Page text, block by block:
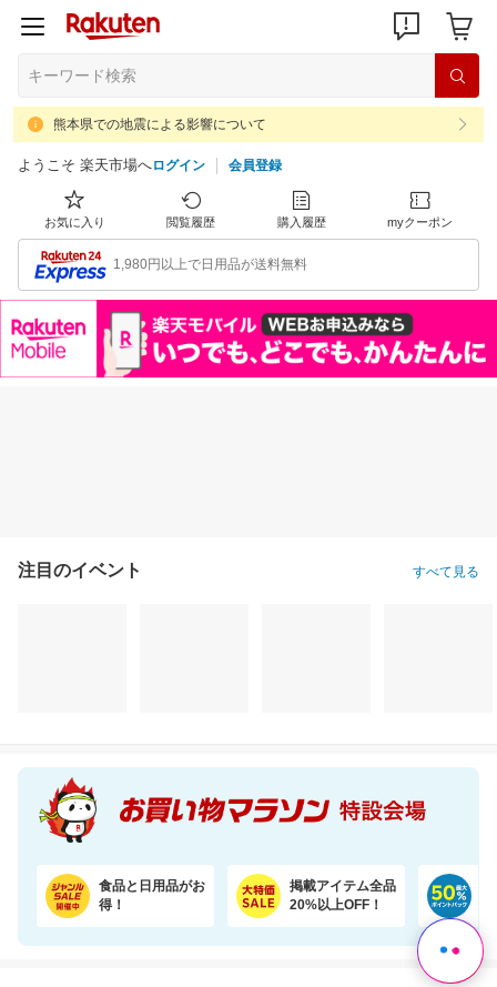
熊本県での地震による影響について
ようこそ 楽天市場へログイン 会員登録
お気に入り 閲覧履歴 購入履歴 myクーポン
1,980円以上で日用品が送料無料
注目のイベント すべて見る
食品と日用品がお
得！
掲載アイテム全品
20%以上OFF！